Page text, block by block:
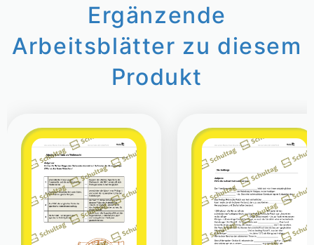
Ergänzende
Arbeitsblätter zu diesem
Produkt